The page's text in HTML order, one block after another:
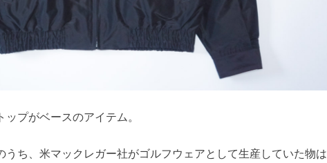
プがベースのアイテム。
ち、米マックレガー社がゴルフウェアとして生産していた物は